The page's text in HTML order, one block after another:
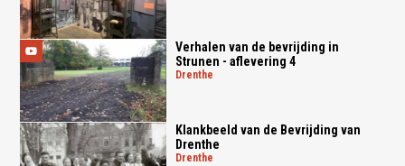
Verhalen van de bevrijding in
Strunen - aflevering 4
drenthe
Klankbeeld van de Bevrijding van
Drenthe
drenthe